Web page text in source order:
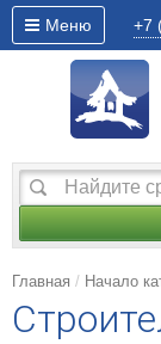
Меню +7
Главная Начало